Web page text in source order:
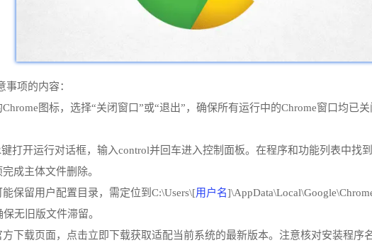
项的内容：
图标，选择“关闭窗口”或“退出”，确保所有运行中的Chrome窗口均已
打开运行对话框，输入control并回车进入控制面板。在程序和功能列表中找
成主体文件删除。
保留用户配置目录，需定位到C:\Users\[用户名
无旧版文件滞留。
下载页面，点击立即下载获取适配当前系统的最新版本。注意核对安装程序